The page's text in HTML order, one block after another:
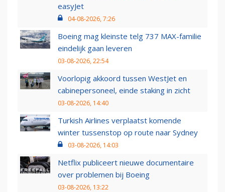
easyJet
04-08-2026, 7:26
Boeing mag kleinste telg 737 MAX-familie
eindelijk gaan leveren
03-08-2026, 22:54
Voorlopig akkoord tussen WestJet en
cabinepersoneel, einde staking in zicht
03-08-2026, 14:40
Turkish Airlines verplaatst komende
winter tussenstop op route naar Sydney
03-08-2026, 14:03
Netflix publiceert nieuwe documentaire
over problemen bij Boeing
03-08-2026, 13:22